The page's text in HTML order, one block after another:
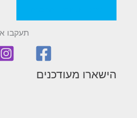
תעקבו
הישארו מעודכנים